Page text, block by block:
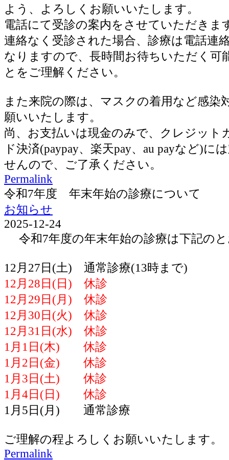
よう、よろしくお願いいたします。
電話にて受診の案内をさせていただきま
連絡なく受診された場合、診療は電話連
なりますので、長時間お待ちいただく可
とをご理解ください。
また来院の際は、マスクの着用など感染
願いいたします。
尚、お支払いは現金のみで、クレジット
ド決済(paypay、楽天pay、au payなど)に
せんので、ご了承ください。
Permalink
令和7年度 年末年始の診療について
お知らせ
2025-12-24
令和7年度の年末年始の診療は下記の
12月27日(土) 通常診療(13時まで)
12月28日(日) 休診
12月29日(月) 休診
12月30日(火) 休診
12月31日(水) 休診
1月1日(木) 休診
1月2日(金) 休診
1月3日(土) 休診
1月4日(日) 休診
1月5日(月) 通常診療
ご理解の程よろしくお願いいたします。
Permalink